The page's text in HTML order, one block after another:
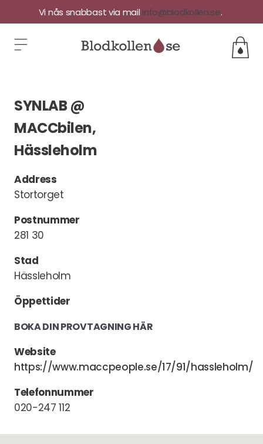
Vi nås snabbast via mail info@blodkollen.se.
SYNLAB @
MACCbilen,
Hässleholm
Address
Stortorget
Postnummer
281 30
Stad
Hässleholm
Öppettider
BOKA DIN PROVTAGNING HÄR
Website
https://www.maccpeople.se/17/91/hassleholm/
Telefonnummer
020-247 112